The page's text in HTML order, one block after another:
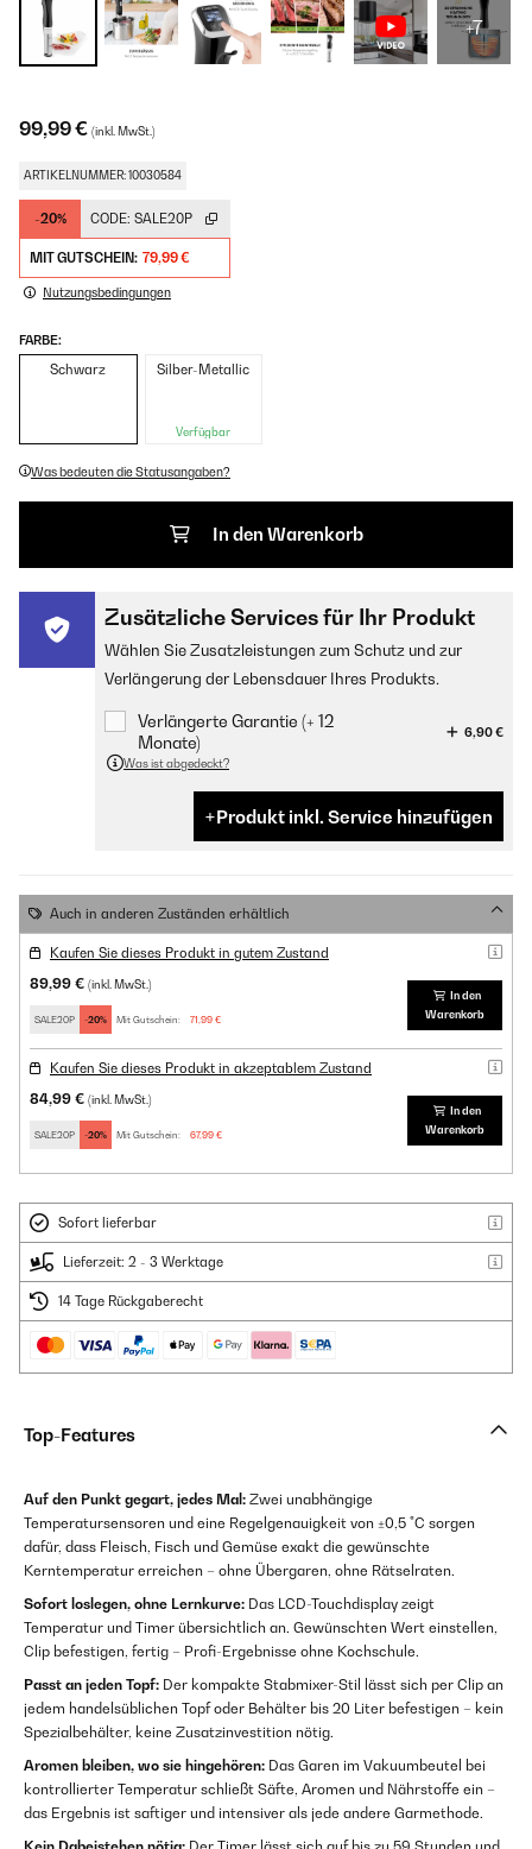
+7
99,99 € (inkl. MwSt.)
ARTIKELNUMMER: 10030584
-20% CODE: SALE20P
MIT GUTSCHEIN: 79,99 €
Nutzungsbedingungen
FARBE:
Schwarz Silber-Metallic
Verfügbar
Was bedeuten die Statusangaben?
In den Warenkorb
Zusätzliche Services für Ihr Produkt
Wählen Sie Zusatzleistungen zum Schutz und zur
Verlängerung der Lebensdauer Ihres Produkts.
Verlängerte Garantie (+ 12
Monate)
6,90 €
Was ist abgedeckt?
Produkt inkl. Service hinzufügen
Auch in anderen Zuständen erhältlich
Kaufen Sie dieses Produkt in gutem Zustand
89,99 € (inkl. MwSt.)
SALE20P -20% Mit Gutschein: 71,99 €
In den
Warenkorb
Kaufen Sie dieses Produkt in akzeptablem Zustand
84,99 € (inkl. MwSt.)
SALE20P -20% Mit Gutschein: 67,99 €
In den
Warenkorb
Sofort lieferbar
Lieferzeit: 2 - 3 Werktage
14 Tage Rückgaberecht
Top-Features
Auf den Punkt gegart, jedes Mal: Zwei unabhängige
Temperatursensoren und eine Regelgenauigkeit von ±0,5 °C sorgen
dafür, dass Fleisch, Fisch und Gemüse exakt die gewünschte
Kerntemperatur erreichen – ohne Übergaren, ohne Rätselraten.
Sofort loslegen, ohne Lernkurve: Das LCD-Touchdisplay zeigt
Temperatur und Timer übersichtlich an. Gewünschten Wert einstellen,
Clip befestigen, fertig – Profi-Ergebnisse ohne Kochschule.
Passt an jeden Topf: Der kompakte Stabmixer-Stil lässt sich per Clip an
jedem handelsüblichen Topf oder Behälter bis 20 Liter befestigen – kein
Spezialbehälter, keine Zusatzinvestition nötig.
Aromen bleiben, wo sie hingehören: Das Garen im Vakuumbeutel bei
kontrollierter Temperatur schließt Säfte, Aromen und Nährstoffe ein –
das Ergebnis ist saftiger und intensiver als jede andere Garmethode.